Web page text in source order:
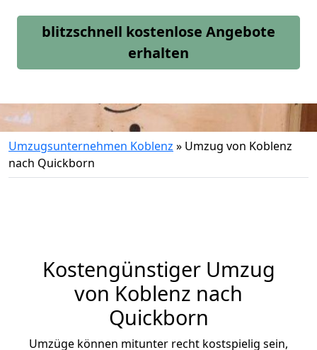
blitzschnell kostenlose Angebote
erhalten
Umzugsunternehmen Koblenz » Umzug von Koblenz
nach Quickborn
Kostengünstiger Umzug
von Koblenz nach
Quickborn
Umzüge können mitunter recht kostspielig sein,